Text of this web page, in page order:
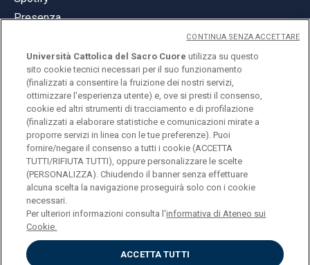
Presenza
© Università Cattolica del Sacro Cuore
Largo A. Gemelli 1, 20123 Milano
PI 02133120150
ENGLISH
Università Cattolica del Sacro Cuore utilizza su questo
sito cookie tecnici necessari per il suo funzionamento
(finalizzati a consentire la fruizione dei nostri servizi,
ottimizzare l'esperienza utente) e, ove si presti il consenso,
cookie ed altri strumenti di tracciamento e di profilazione
(finalizzati a elaborare statistiche e comunicazioni mirate a
proporre servizi in linea con le tue preferenze). Puoi
fornire/negare il consenso a tutti i cookie (ACCETTA
TUTTI/RIFIUTA TUTTI), oppure personalizzare le scelte
(PERSONALIZZA). Chiudendo il banner senza effettuare
alcuna scelta la navigazione proseguirà solo con i cookie
necessari.
Per ulteriori informazioni consulta l'informativa di Ateneo sui
Cookie.
ACCETTA TUTTI
CONTINUA SENZA ACCETTARE